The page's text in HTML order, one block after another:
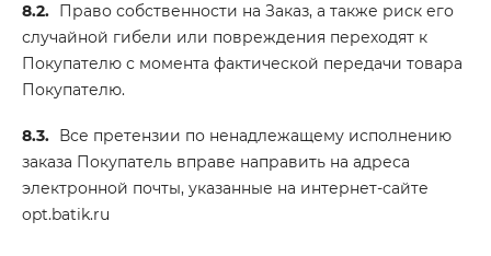
8.2. Право собственности на Заказ, а также риск его
случайной гибели или повреждения переходят к
Покупателю с момента фактической передачи товара
Покупателю.
8.3. Все претензии по ненадлежащему исполнению
заказа Покупатель вправе направить на адреса
электронной почты, указанные на интернет-сайте
opt.batik.ru